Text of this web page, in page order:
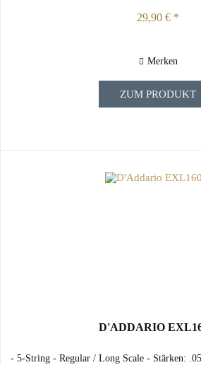
29,90 € *
Merken
ZUM PRODUKT
D'ADDARIO
- 5-String - Regular / Long Scale - Stärken: